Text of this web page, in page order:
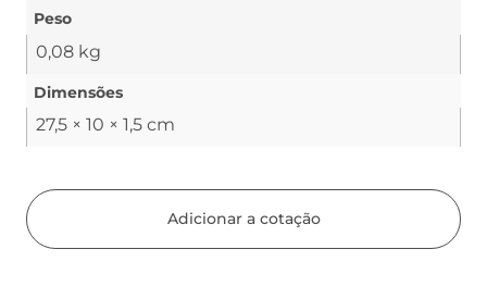
Peso
0,08 kg
Dimensões
27,5 × 10 × 1,5 cm
Adicionar a cotação